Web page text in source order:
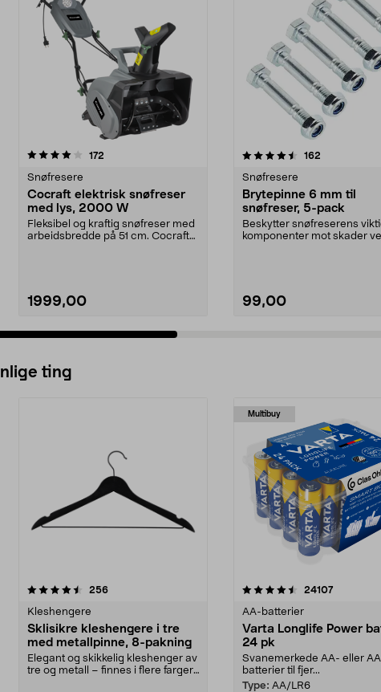
172
Snøfresere
Cocraft elektrisk snøfreser
med lys, 2000 W
Fleksibel og kraftig snøfreser med
arbeidsbredde på 51 cm. Cocraft
1999,00
4.5 av 5 stjerner 162
Snøfresere
Brytepinne 6 mm til
snøfreser, 5-pack
Beskytter snøfreserens
komponenter mot skader
99,00
4.0 av 5 stjerner
ting
256anmeldelser
Kleshengere
Sklisikre kleshengere i tre
med metallpinne, 8-pakning
Elegant og skikkelig kleshenger av
tre og metall – finnes i flere farger.
Multibuy
4.5av 5 stjerner 24107
AA-batterier
Varta Longlife Power
24 pk
Svanemerkede AA- eller
batterier til fjer...
Type: AA/LR6
4.5av 5 stjerner